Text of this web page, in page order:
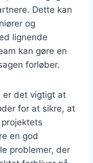
Dette kan
og
lignende
kan gøre en
forløber.
er det vigtigt at
for at sikre, at
en god
problemer, der